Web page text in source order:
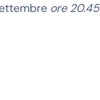
ore 20.45